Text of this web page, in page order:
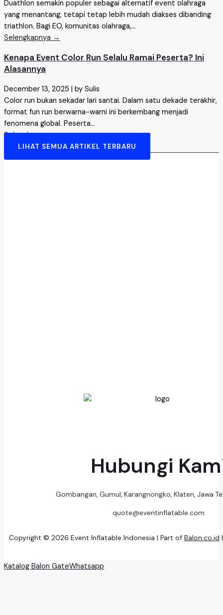
Duathlon semakin populer sebagai alternatif event olahraga
yang menantang, tetapi tetap lebih mudah diakses dibanding
triathlon. Bagi EO, komunitas olahraga,...
Selengkapnya →
Kenapa Event Color Run Selalu Ramai Peserta? Ini
Alasannya
December 13, 2025 | by Sulis
Color run bukan sekadar lari santai. Dalam satu dekade terakhir,
format fun run berwarna-warni ini berkembang menjadi
fenomena global. Peserta...
Selengkapnya →
LIHAT SEMUA ARTIKEL TERBARU
Hubungi
Gombangan, Gumul, Karangnongko, Klaten, Jawa
quote@eventinflatable.com
Copyright © 2026 Event Inflatable Indonesia | Part of Balon.co.id
Katalog Balon GateWhatsapp